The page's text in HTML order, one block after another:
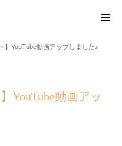
】YouTube動画アップしました♪
YouTube動画アッ